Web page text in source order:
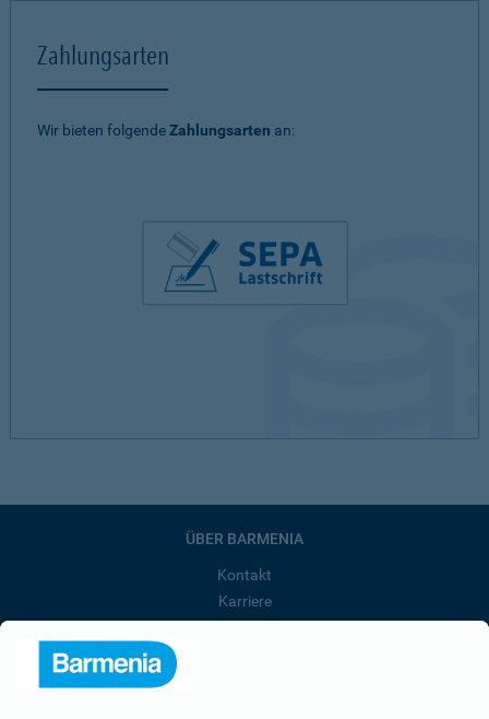
Zahlungsarten
Wir bieten folgendeZahlungsarten an:
ÜBER BARMENIA
Kontakt
Karriere